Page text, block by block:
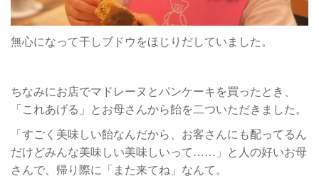
無心になって干しブドウをほじりだしていました。
ちなみにお店でマドレーヌとパンケーキを買ったとき、
「これあげる」とお母さんから飴を二ついただきました。
「すごく美味しい飴なんだから、お客さんにも配ってるん
だけどみんな美味しい美味しいって……」と人の好いお母
さんで、帰り際に「また来てね」なんて。